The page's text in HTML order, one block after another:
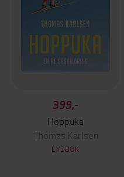
399,-
Hoppuka
Thomas Karlsen
LYDBOK